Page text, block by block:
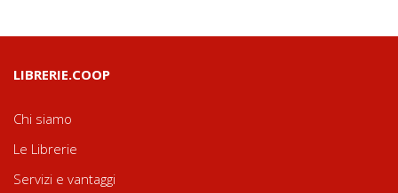
LIBRERIE.COOP
Chi siamo
Le Librerie
Servizi e vantaggi